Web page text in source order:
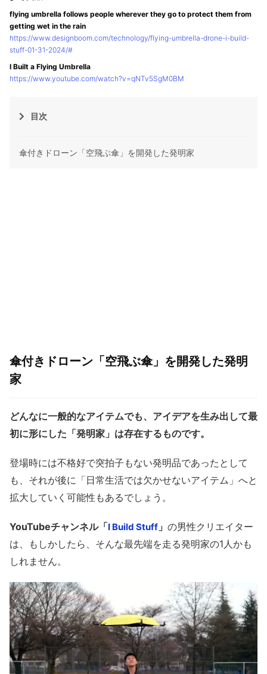
flying umbrella follows people wherever they go to protect them from
getting wet in the rain
https://www.designboom.com/technology/flying-umbrella-drone-i-build-
stuff-01-31-2024/#
I Built a Flying Umbrella
https://www.youtube.com/watch?v=qNTv5SgM0BM
目次
傘付きドローン「空飛ぶ傘」を開発した発明家
傘付きドローン「空飛ぶ傘」を開発した発明
家
どんなに一般的なアイテムでも、アイデアを生み出して最
初に形にした「発明家」は存在するものです。
登場時には不格好で突拍子もない発明品であったとして
も、それが後に「日常生活では欠かせないアイテム」へと
拡大していく可能性もあるでしょう。
YouTubeチャンネル「I Build Stuff 」 の男性クリエイター
は、もしかしたら、そんな最先端を走る発明家の1人かも
しれません。